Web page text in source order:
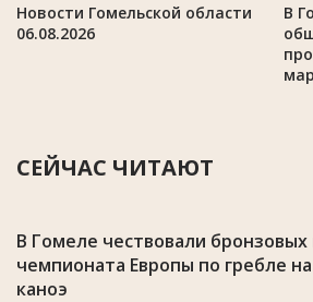
Новости Гомельской области
06.08.2026
В
СЕЙЧАС ЧИТАЮТ
В Гомеле чествовали
чемпионата Европы по гребле
каноэ